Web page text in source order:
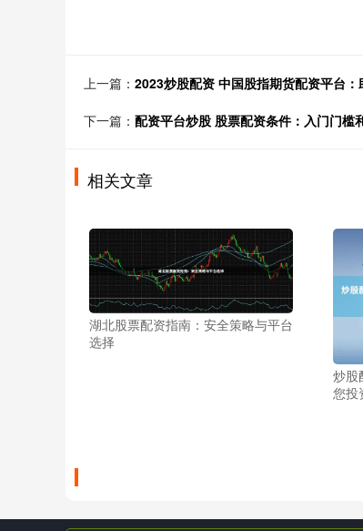
上一篇： 2023炒股配资 中国股指期货配资平台
下一篇： 配资平台炒股 股票配资条件：入门门槛
相关文章
湖北股票配资指南：安全策略与平台
选择
炒股
您投